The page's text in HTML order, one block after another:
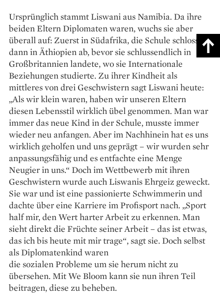
Ursprünglich stammt Liswani aus Namibia. Da ihre
beiden Eltern Diplomaten waren, wuchs sie aber
überall auf: Zuerst in Südafrika, die Schule schloss sie
dann in Äthiopien ab, bevor sie schlussendlich in
Großbritannien landete, wo sie Internationale
Beziehungen studierte. Zu ihrer Kindheit als
mittleres von drei Geschwistern sagt Liswani heute:
„Als wir klein waren, haben wir unseren Eltern
diesen Lebensstil wirklich übel genommen. Man war
immer das neue Kind in der Schule, musste immer
wieder neu anfangen. Aber im Nachhinein hat es uns
wirklich geholfen und uns geprägt – wir wurden sehr
anpassungsfähig und es entfachte eine Menge
Neugier in uns.“ Doch im Wettbewerb mit ihren
Geschwistern wurde auch Liswanis Ehrgeiz geweckt.
Sie war und ist eine passionierte Schwim­merin und
dachte über eine Karriere im Profisport nach. „Sport
half mir, den Wert harter Arbeit zu erkennen. Man
sieht direkt die Früchte seiner Arbeit – das ist etwas,
das ich bis heute mit mir trage“, sagt sie. Doch selbst
als Diplomatenkind waren
die sozialen Probleme um sie herum nicht zu
übersehen. Mit We Bloom kann sie nun ihren Teil
beitragen, diese zu beheben.